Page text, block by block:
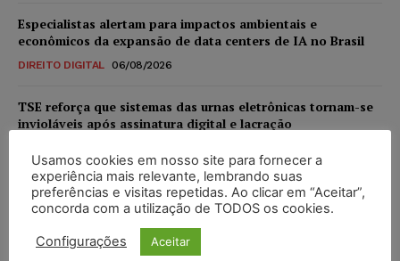
Especialistas alertam para impactos ambientais e
econômicos da expansão de data centers de IA no Brasil
DIREITO DIGITAL 06/08/2026
TSE reforça que sistemas das urnas eletrônicas tornam-se
invioláveis após assinatura digital e lacração
STF inicia julgamento sobre constitucionalidade da
proibição dos jogos de azar no Brasil
Usamos cookies em nosso site para fornecer a
experiência mais relevante, lembrando suas
preferências e visitas repetidas. Ao clicar em “Aceitar”,
concorda com a utilização de TODOS os cookies.
Configurações Aceitar